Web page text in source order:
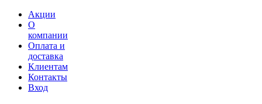
Акции
О
компании
Оплата и
доставка
Клиентам
Контакты
Вход